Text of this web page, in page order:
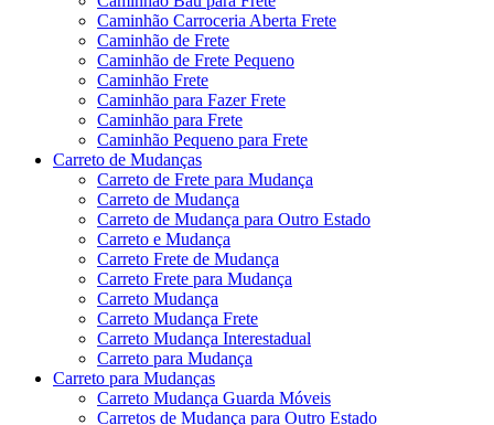
Caminhão Carroceria Aberta Frete
Caminhão de Frete
Caminhão de Frete Pequeno
Caminhão Frete
Caminhão para Fazer Frete
Caminhão para Frete
Caminhão Pequeno para Frete
Carreto de Mudanças
Carreto de Frete para Mudança
Carreto de Mudança
Carreto de Mudança para Outro Estado
Carreto e Mudança
Carreto Frete de Mudança
Carreto Frete para Mudança
Carreto Mudança
Carreto Mudança Frete
Carreto Mudança Interestadual
Carreto para Mudança
Carreto para Mudanças
Carreto Mudança Guarda Móveis
Carretos de Mudança para Outro Estado